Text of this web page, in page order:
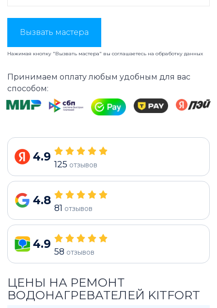
Вызвать мастера
Нажимая кнопку "Вызвать мастера" вы соглашаетесь на обработку данных
Принимаем оплату любым удобным для вас
способом:
4.9
125 отзывов
4.8
81 отзывов
4.9
58 отзывов
ЦЕНЫ НА РЕМОНТ
ВОДОНАГРЕВАТЕЛЕЙ KITFORT